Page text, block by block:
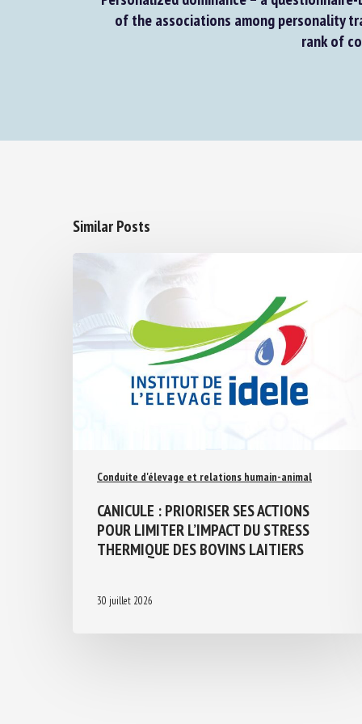
of the associations among personality
rank of
Similar Posts
Conduite d'élevage et relations humain-animal
CANICULE : PRIORISER SES ACTIONS
POUR LIMITER L’IMPACT DU STRESS
THERMIQUE DES BOVINS LAITIERS
30 juillet 2026